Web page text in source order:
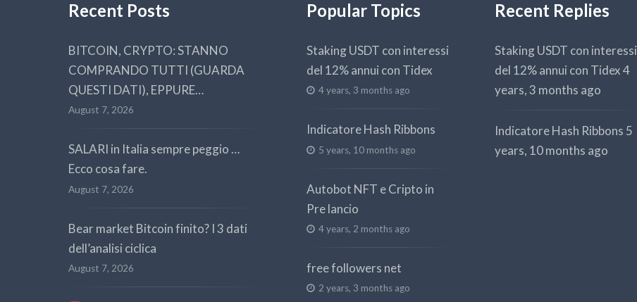
Recent Posts
BITCOIN, CRYPTO: STANNO
COMPRANDO TUTTI (GUARDA
QUESTI DATI), EPPURE…
August 7, 2026
SALARI in Italia sempre peggio …
Ecco cosa fare.
August 7, 2026
Bear market Bitcoin finito? I 3 dati
dell’analisi ciclica
August 7, 2026
Popular Topics
Staking USDT con interessi
del 12% annui con Tidex
4 years, 3 months ago
Indicatore Hash Ribbons
5 years, 10 months ago
Autobot NFT e Cripto in
Pre lancio
4 years, 2 months ago
free followers net
2 years, 3 months ago
Recent Replies
Staking USDT con interessi
del 12% annui con Tidex4
years, 3 months ago
Indicatore Hash Ribbons 5
years, 10 months ago